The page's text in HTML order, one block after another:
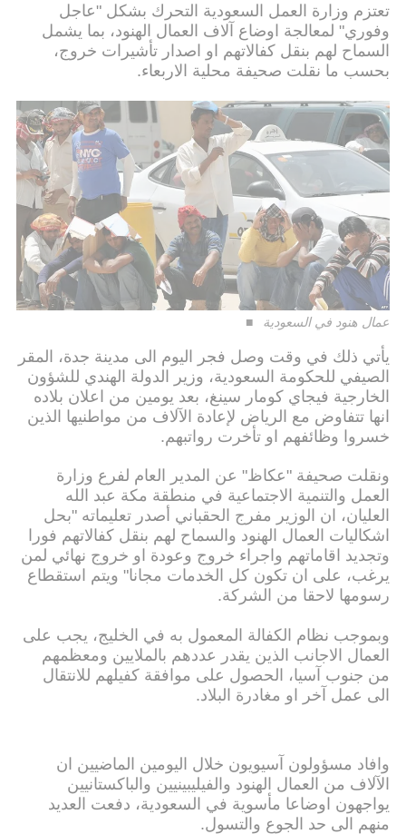
تعتزم وزارة العمل السعودية التحرك بشكل "عاجل
وفوري" لمعالجة اوضاع آلاف العمال الهنود، بما يشمل
السماح لهم بنقل كفالاتهم او اصدار تأشيرات خروج،
بحسب ما نقلت صحيفة محلية الاربعاء.
عمال هنود في السعودية
يأتي ذلك في وقت وصل فجر اليوم الى مدينة جدة، المقر
الصيفي للحكومة السعودية، وزير الدولة الهندي للشؤون
الخارجية فيجاي كومار سينغ، بعد يومين من اعلان بلاده
انها تتفاوض مع الرياض لإعادة الآلاف من مواطنيها الذين
خسروا وظائفهم او تأخرت رواتبهم.
ونقلت صحيفة "عكاظ" عن المدير العام لفرع وزارة
العمل والتنمية الاجتماعية في منطقة مكة عبد الله
العليان، ان الوزير مفرج الحقباني أصدر تعليماته "بحل
اشكاليات العمال الهنود والسماح لهم بنقل كفالاتهم فورا
وتجديد اقاماتهم واجراء خروج وعودة او خروج نهائي لمن
يرغب، على ان تكون كل الخدمات مجانا" ويتم استقطاع
رسومها لاحقا من الشركة.
وبموجب نظام الكفالة المعمول به في الخليج، يجب على
العمال الاجانب الذين يقدر عددهم بالملايين ومعظمهم
من جنوب آسيا، الحصول على موافقة كفيلهم للانتقال
الى عمل آخر او مغادرة البلاد.
وافاد مسؤولون آسيويون خلال اليومين الماضيين ان
الآلاف من العمال الهنود والفيليبينيين والباكستانيين
يواجهون اوضاعا مأسوية في السعودية، دفعت العديد
منهم الى حد الجوع والتسول.